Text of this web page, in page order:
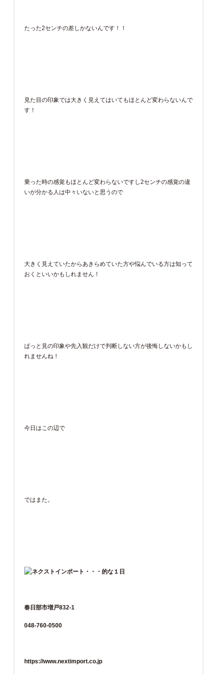
たった2センチの差しかないんです！！
見た目の印象では大きく見えてはいてもほとんど変わらないんで
す！
乗った時の感覚もほとんど変わらないですし2センチの感覚の違
いが分かる人は中々いないと思うので
大きく見えていたからあきらめていた方や悩んでいる方は知って
おくといいかもしれません！
ぱっと見の印象や先入観だけで判断しない方が後悔しないかもし
れませんね！
今日はこの辺で
ではまた。
春日部市増戸832-1
048-760-0500
https://www.nextimport.co.jp